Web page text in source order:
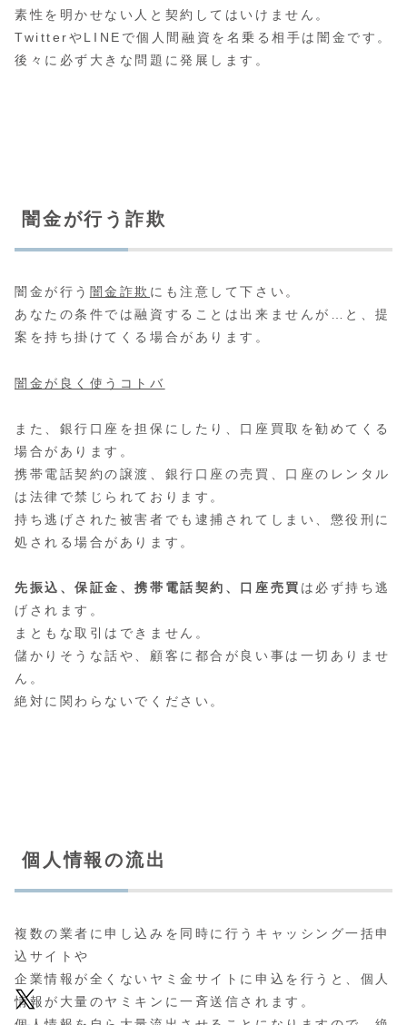
素性を明かせない人と契約してはいけません。
TwitterやLINEで個人間融資を名乗る相手は闇金です。
後々に必ず大きな問題に発展します。
闇金が行う詐欺
闇金が行う 闇金詐欺 にも注意して下さい。
あなたの条件では融資することは出来ませんが…と、提
案を持ち掛けてくる場合があります。
闇金が良く使うコトバ
また、銀行口座を担保にしたり、口座買取を勧めてくる
場合があります。
携帯電話契約の譲渡、銀行口座の売買、口座のレンタル
は法律で禁じられております。
持ち逃げされた被害者でも逮捕されてしまい、懲役刑に
処される場合があります。
先振込、保証金、携帯電話契約、口座売買 は必ず持ち逃
げされます。
まともな取引はできません。
儲かりそうな話や、顧客に都合が良い事は一切ありませ
ん。
絶対に関わらないでください。
個人情報の流出
複数の業者に申し込みを同時に行うキャッシング一括申
込サイトや
企業情報が全くないヤミ金サイトに申込を行うと、個人
情報が大量のヤミキンに一斉送信されます。